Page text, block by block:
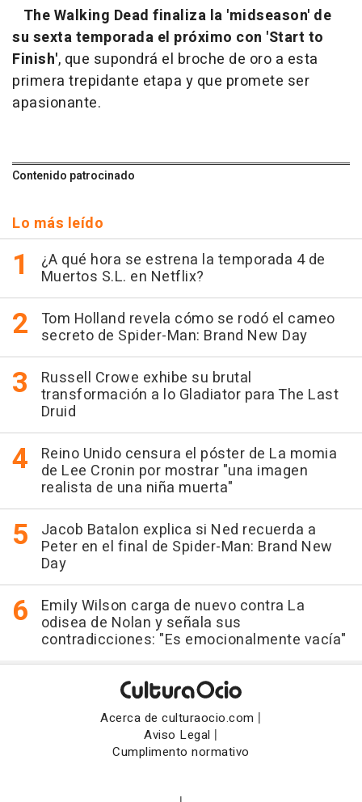
The Walking Dead finaliza la 'midseason' de
su sexta temporada el próximo con 'Start to
Finish', que supondrá el broche de oro a esta
primera trepidante etapa y que promete ser
apasionante.
Contenido patrocinado
Lo más leído
¿A qué hora se estrena la temporada 4 de
Muertos S.L. en Netflix?
Tom Holland revela cómo se rodó el cameo
secreto de Spider-Man: Brand New Day
Russell Crowe exhibe su brutal
transformación a lo Gladiator para The Last
Druid
Reino Unido censura el póster de La momia
de Lee Cronin por mostrar "una imagen
realista de una niña muerta"
Jacob Batalon explica si Ned recuerda a
Peter en el final de Spider-Man: Brand New
Day
Emily Wilson carga de nuevo contra La
odisea de Nolan y señala sus
contradicciones: "Es emocionalmente vacía"
Acerca de culturaocio.com |
Aviso Legal |
Cumplimento normativo